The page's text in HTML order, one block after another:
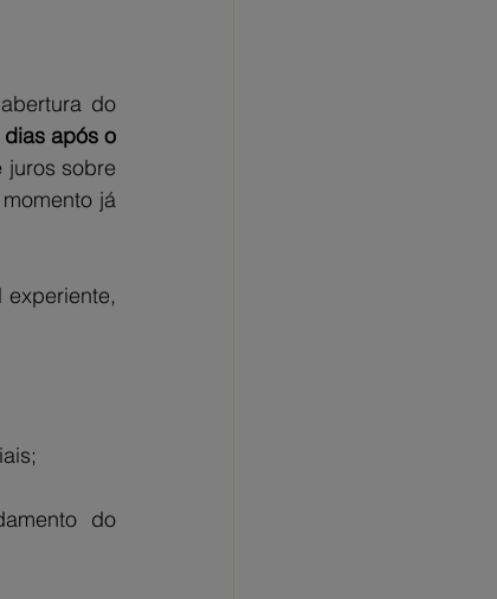
do
dias após o
juros sobre
já
do